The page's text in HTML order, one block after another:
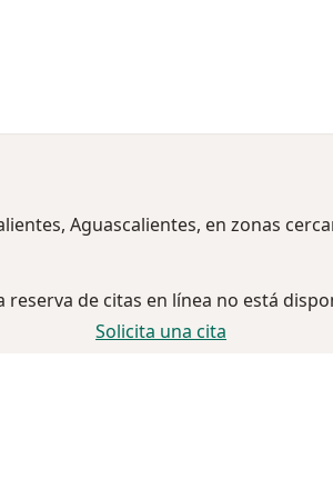
Aguascalientes, en zonas
reserva de citas en línea no está
Solicita una cita